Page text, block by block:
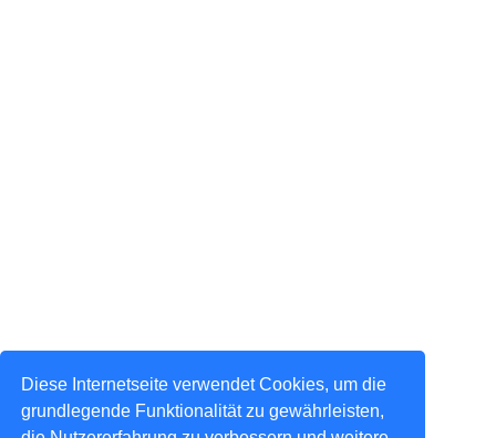
Diese Internetseite verwendet Cookies, um die
grundlegende Funktionalität zu gewährleisten,